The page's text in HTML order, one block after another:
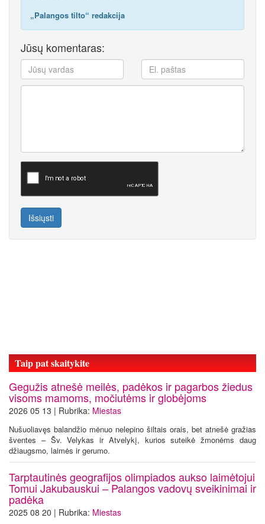
„Palangos tilto“ redakcija
Jūsų komentaras:
Išsiųsti
Taip pat skaitykite
Gegužis atnešė meilės, padėkos ir pagarbos žiedus
visoms mamoms, močiutėms ir globėjoms
2026 05 13 | Rubrika: Miestas
Nušuoliavęs balandžio mėnuo nelepino šiltais orais, bet atnešė gražias
šventes – Šv. Velykas ir Atvelykį, kurios suteikė žmonėms daug
džiaugsmo, laimės ir gerumo.
Tarptautinės geografijos olimpiados aukso laimėtojui
Tomui Jakubauskui – Palangos vadovų sveikinimai ir
padėka
2025 08 20 | Rubrika: Miestas